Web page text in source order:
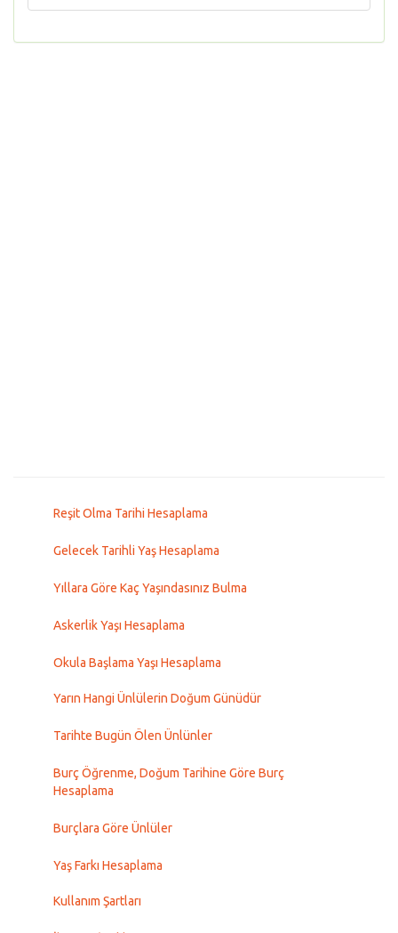
Reşit Olma Tarihi Hesaplama
Gelecek Tarihli Yaş Hesaplama
Yıllara Göre Kaç Yaşındasınız Bulma
Askerlik Yaşı Hesaplama
Okula Başlama Yaşı Hesaplama
Yarın Hangi Ünlülerin Doğum Günüdür
Tarihte Bugün Ölen Ünlünler
Burç Öğrenme, Doğum Tarihine Göre Burç
Hesaplama
Burçlara Göre Ünlüler
Yaş Farkı Hesaplama
Kullanım Şartları